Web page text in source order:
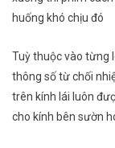
huống khó chịu đó
Tuỳ thuộc vào từng
thông số từ chối
trên kính lái luôn
cho kính bên sườn